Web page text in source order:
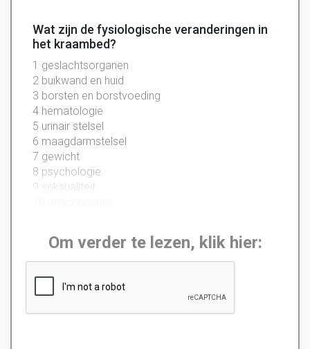
Wat zijn de fysiologische veranderingen in
het kraambed?
1 geslachtsorganen
2 buikwand en huid
3 borsten en borstvoeding
4 hematologie
5 urinair stelsel
6 maagdarmstelsel
7 gewicht
8 psychologie
9 seksualiteit
Om verder te lezen, klik hier: